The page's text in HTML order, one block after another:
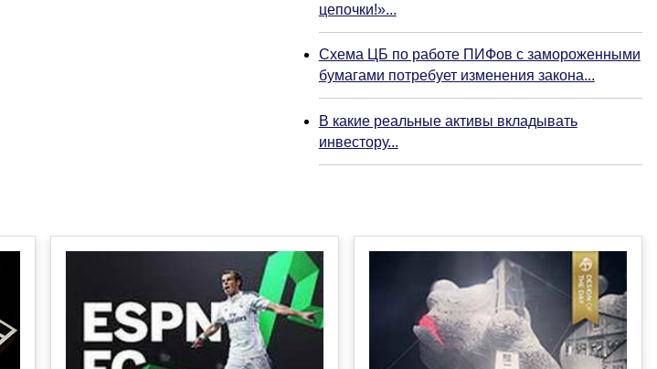
цепочки!»...
Схема ЦБ по работе ПИФов с замороженными
бумагами потребует изменения закона...
В какие реальные активы вкладывать
инвестору...